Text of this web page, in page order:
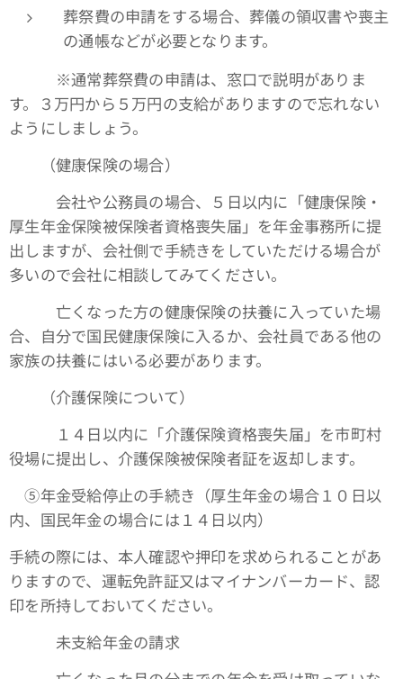
葬祭費の申請をする場合、葬儀の領収書や喪主
の通帳などが必要となります。
※通常葬祭費の申請は、窓口で説明がありま
す。３万円から５万円の支給がありますので忘れない
ようにしましょう。
（健康保険の場合）
会社や公務員の場合、５日以内に「健康保険・
厚生年金保険被保険者資格喪失届」を年金事務所に提
出しますが、会社側で手続きをしていただける場合が
多いので会社に相談してみてください。
亡くなった方の健康保険の扶養に入っていた場
合、自分で国民健康保険に入るか、会社員である他の
家族の扶養にはいる必要があります。
（介護保険について）
１４日以内に「介護保険資格喪失届」を市町村
役場に提出し、介護保険被保険者証を返却します。
➄年金受給停止の手続き（厚生年金の場合１０日以
内、国民年金の場合には１４日以内）
手続の際には、本人確認や押印を求められることがあ
りますので、運転免許証又はマイナンバーカード、認
印を所持しておいてください。
未支給年金の請求